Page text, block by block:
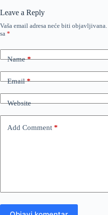
Leave a Reply
Vaša email adresa neće biti objavljivana.
sa *
Name*
Email*
Website
Add Comment *